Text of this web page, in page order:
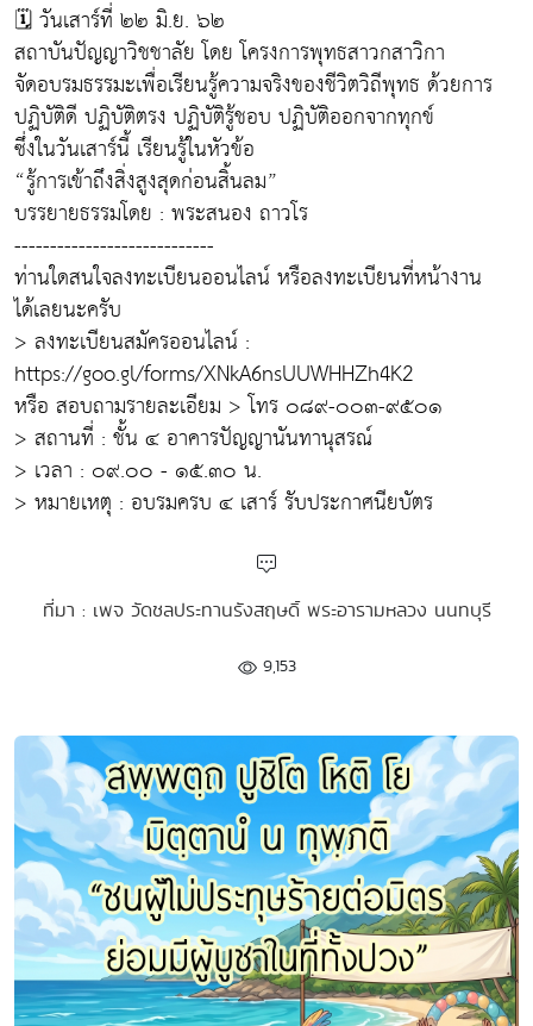
🗓 วันเสาร์ที่ ๒๒ มิ.ย. ๖๒
สถาบันปัญญาวิชชาลัย โดย โครงการพุทธสาวกสาวิกา
จัดอบรมธรรมะเพื่อเรียนรู้ความจริงของชีวิตวิถีพุทธ ด้วยการ
ปฏิบัติดี ปฏิบัติตรง ปฏิบัติรู้ชอบ ปฏิบัติออกจากทุกข์
ซึ่งในวันเสาร์นี้ เรียนรู้ในหัวข้อ
“รู้การเข้าถึงสิ่งสูงสุดก่อนสิ้นลม”
บรรยายธรรมโดย : พระสนอง ถาวโร
----------------------------
ท่านใดสนใจลงทะเบียนออนไลน์ หรือลงทะเบียนที่หน้างาน
ได้เลยนะครับ
> ลงทะเบียนสมัครออนไลน์ :
https://goo.gl/forms/XNkA6nsUUWHHZh4K2
หรือ สอบถามรายละเอียม > โทร ๐๘๙-๐๐๓-๙๕๐๑
> สถานที่ : ชั้น ๔ อาคารปัญญานันทานุสรณ์
> เวลา : ๐๙.๐๐ - ๑๕.๓๐ น.
> หมายเหตุ : อบรมครบ ๔ เสาร์ รับประกาศนียบัตร
ที่มา : เพจ วัดชลประทานรังสฤษดิ์ พระอารามหลวง นนทบุรี
9,153